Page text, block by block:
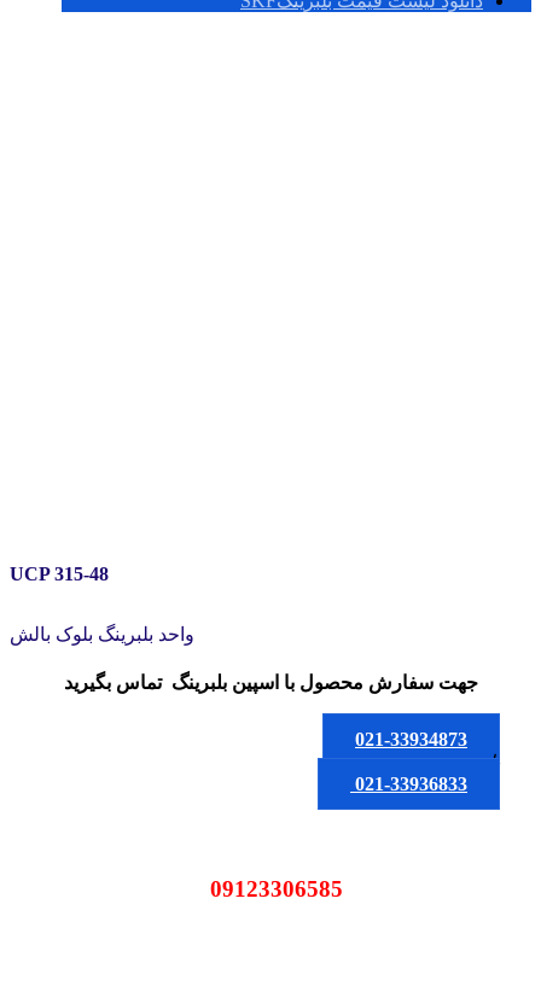
UCP 315-48
واحد بلبرینگ بلوک بالش
جهت سفارش محصولبا اسپین بلبرینگ تماس بگیرید
021-33934873
یا
021-33936833